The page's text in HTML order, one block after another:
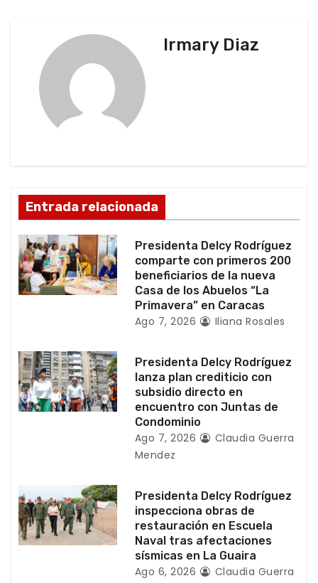
e
e
n
t
a
d
a
Irmary Diaz
Entrada relacionada
Presidenta Delcy Rodríguez
comparte con primeros 200
beneficiarios de la nueva
Casa de los Abuelos “La
Primavera” en Caracas
Ago 7, 2026 Iliana Rosales
Presidenta Delcy Rodríguez
lanza plan crediticio con
subsidio directo en
encuentro con Juntas de
Condominio
Ago 7, 2026
Claudia Guerra
Mendez
Presidenta Delcy Rodríguez
inspecciona obras de
restauración en Escuela
Naval tras afectaciones
sísmicas en La Guaira
Ago 6, 2026
Claudia Guerra